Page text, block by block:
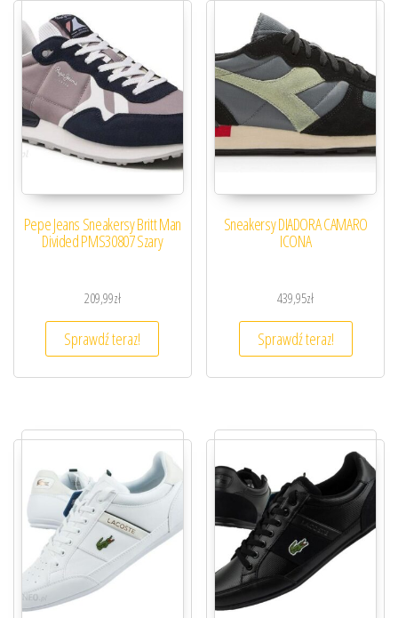
Pepe Jeans Sneakersy Britt Man
Divided PMS30807 Szary
209,99zł
Sprawdź teraz!
Sneakersy DIADORA CAMARO
ICONA
439,95zł
Sprawdź teraz!